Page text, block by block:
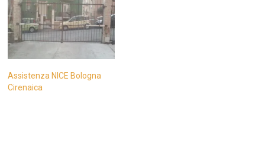
Assistenza NICE Bologna
Cirenaica